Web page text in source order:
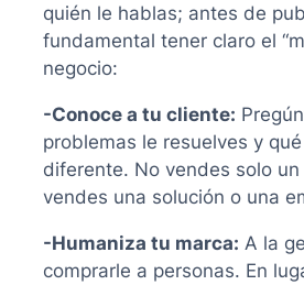
quién le hablas; antes de
fundamental tener claro el
negocio:
-Conoce a tu cliente:
problemas le resuelves y
diferente. No vendes solo
vendes una solución o una
-Humaniza tu marca: A la
comprarle a personas. En